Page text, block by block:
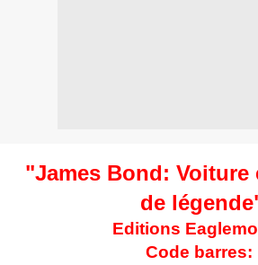
"James Bond: Voiture
de
Editions
Code barres: